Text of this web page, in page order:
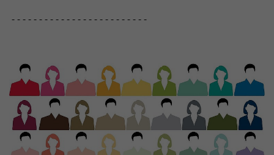
- - - - - - - - - - - - - - - - - - - - - - - - -